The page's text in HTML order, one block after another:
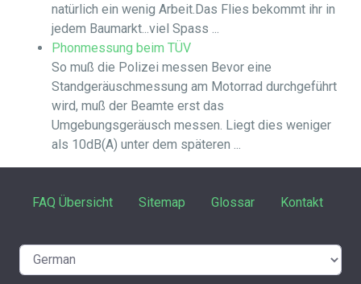
natürlich ein wenig Arbeit.Das Flies bekommt ihr in
jedem Baumarkt...viel Spass ...
Phonmessung beim TÜV
So muß die Polizei messen Bevor eine
Standgeräuschmessung am Motorrad durchgeführt
wird, muß der Beamte erst das
Umgebungsgeräusch messen. Liegt dies weniger
als 10dB(A) unter dem späteren ...
FAQ Übersicht Sitemap Glossar Kontakt